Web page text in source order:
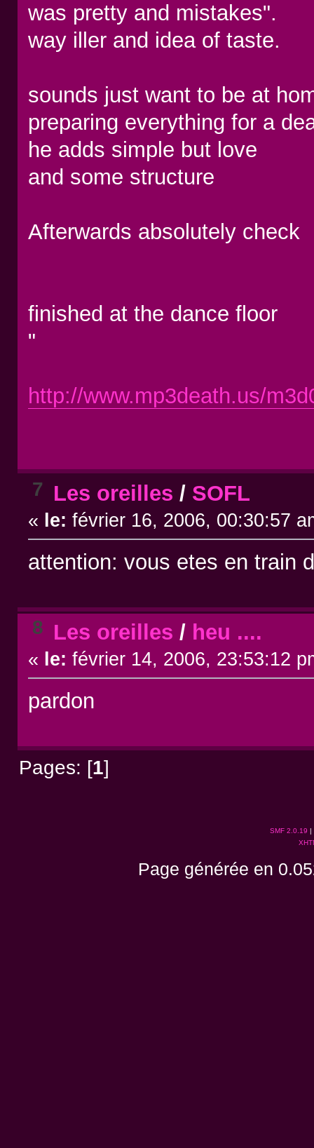
was pretty and mistakes".
way iller and idea of taste.
sounds just want to be at
preparing everything for a
he adds simple but love
and some structure
Afterwards absolutely check
finished at the dance floor
"
http://www.mp3death.us/
7 Les oreilles / SOFL
« le: février 16, 2006, 00:30:57
attention: vous etes en train
8 Les oreilles / heu ....
« le: février 14, 2006, 23:53:12
pardon
Pages: [1]
SMF 2.0.19 |
Page générée en